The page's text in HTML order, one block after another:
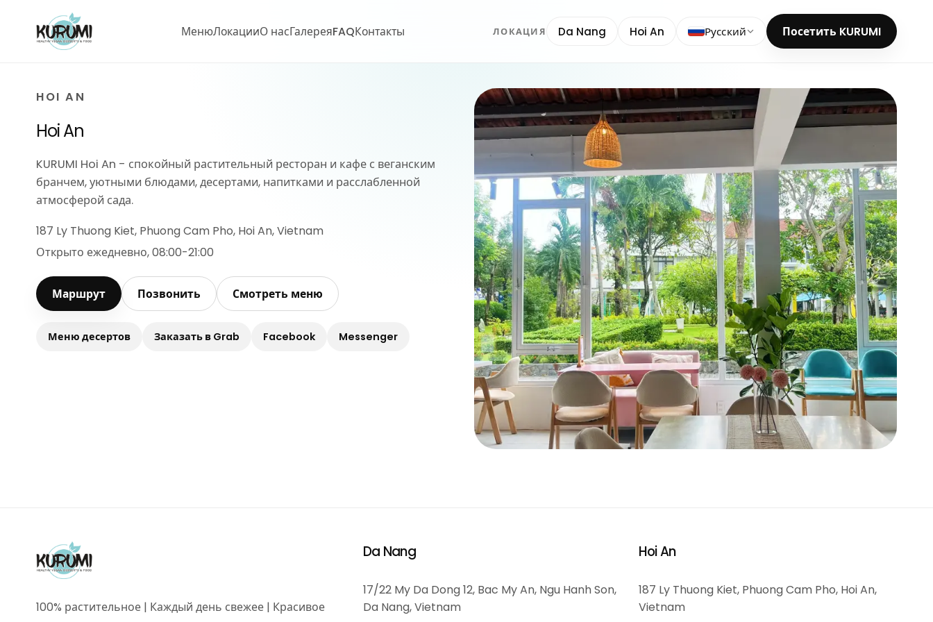
МенюЛокацииО насГалереяFAQКонтакты ЛОКАЦИЯ Da Nang Hoi An Русский Посетить KURUMI
HOI AN
Hoi An
KURUMI Hoi An - спокойный растительный ресторан и кафе с веганским
бранчем, уютными блюдами, десертами, напитками и расслабленной
атмосферой сада.
187 Ly Thuong Kiet, Phuong Cam Pho, Hoi An, Vietnam
Открыто ежедневно, 08:00-21:00
Маршрут Позвонить Смотреть меню
Меню десертов Заказать в Grab Facebook Messenger
100% растительное | Каждый день свежее | Красивое
Da Nang
17/22 My Da Dong 12, Bac My An, Ngu Hanh Son,
Da Nang, Vietnam
Hoi An
187 Ly Thuong Kiet, Phuong Cam Pho, Hoi An,
Vietnam